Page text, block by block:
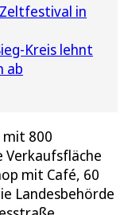
in
Kreis lehnt
ab
800
mit Café, 60
Landesbehörde